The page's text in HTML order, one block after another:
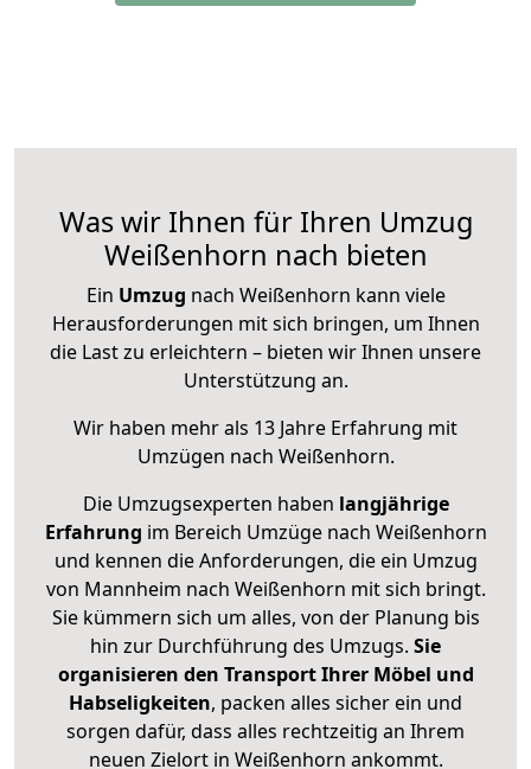
Was wir Ihnen für Ihren Umzug
Weißenhorn nach bieten
Ein Umzug nach Weißenhorn kann viele
Herausforderungen mit sich bringen, um Ihnen
die Last zu erleichtern – bieten wir Ihnen unsere
Unterstützung an.
Wir haben mehr als 13 Jahre Erfahrung mit
Umzügen nach Weißenhorn.
Die Umzugsexperten haben langjährige
Erfahrung im Bereich Umzüge nach Weißenhorn
und kennen die Anforderungen, die ein Umzug
von Mannheim nach Weißenhorn mit sich bringt.
Sie kümmern sich um alles, von der Planung bis
hin zur Durchführung des Umzugs. Sie
organisieren den Transport Ihrer Möbel und
Habseligkeiten, packen alles sicher ein und
sorgen dafür, dass alles rechtzeitig an Ihrem
neuen Zielort in Weißenhorn ankommt.